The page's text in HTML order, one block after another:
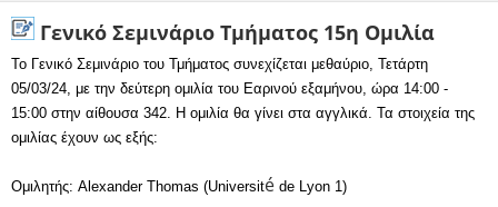
Γενικό Σεμινάριο Τμήματος 15η Ομιλία
Το Γενικό Σεμινάριο του Τμήματος συνεχίζεται μεθαύριο, Τετάρτη
05/03/24, με την δεύτερη ομιλία του Εαρινού εξαμήνου, ώρα 14:00 -
15:00 στην αίθουσα 342. Η ομιλία θα γίνει στα αγγλικά. Τα στοιχεία της
ομιλίας έχουν ως εξής:
Ομιλητής: Alexander Thomas (Université de Lyon 1)